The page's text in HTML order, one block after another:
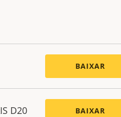
BAIXAR
D20
BAIXAR